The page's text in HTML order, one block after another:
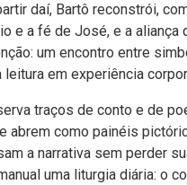
daí, Bartô reconstrói,
e a fé de José, e a aliança
um encontro entre
leitura em experiência
traços de conto e de
abrem como painéis
a narrativa sem perder
uma liturgia diária: o